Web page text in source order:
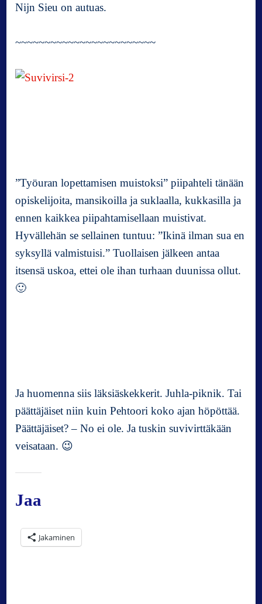
Nijn Sieu on autuas.
~~~~~~~~~~~~~~~~~~~~~~~~
”Työuran lopettamisen muistoksi” piipahteli tänään
opiskelijoita, mansikoilla ja suklaalla, kukkasilla ja
ennen kaikkea piipahtamisellaan muistivat.
Hyvällehän se sellainen tuntuu: ”Ikinä ilman sua en
syksyllä valmistuisi.” Tuollaisen jälkeen antaa
itsensä uskoa, ettei ole ihan turhaan duunissa ollut.
🙂
Ja huomenna siis läksiäskekkerit. Juhla-piknik. Tai
päättäjäiset niin kuin Pehtoori koko ajan höpöttää.
Päättäjäiset? – No ei ole. Ja tuskin suvivirttäkään
veisataan. 😉
Jaa
Jakaminen